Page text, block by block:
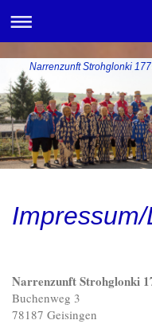
Narrenzunft Strohglonki
Narrenzunft Strohglonki
Buchenweg 3
78187 Geisingen